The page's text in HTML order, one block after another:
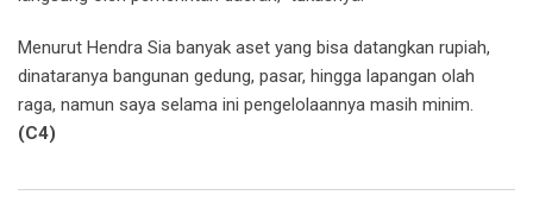
Menurut Hendra Sia banyak aset yang bisa datangkan rupiah,
dinataranya bangunan gedung, pasar, hingga lapangan olah
raga, namun saya selama ini pengelolaannya masih minim.
(C4)